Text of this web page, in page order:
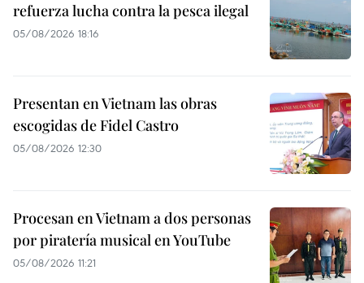
refuerza lucha contra la pesca ilegal
05/08/2026 18:16
Presentan en Vietnam las obras
escogidas de Fidel Castro
05/08/2026 12:30
Procesan en Vietnam a dos personas
por piratería musical en YouTube
05/08/2026 11:21